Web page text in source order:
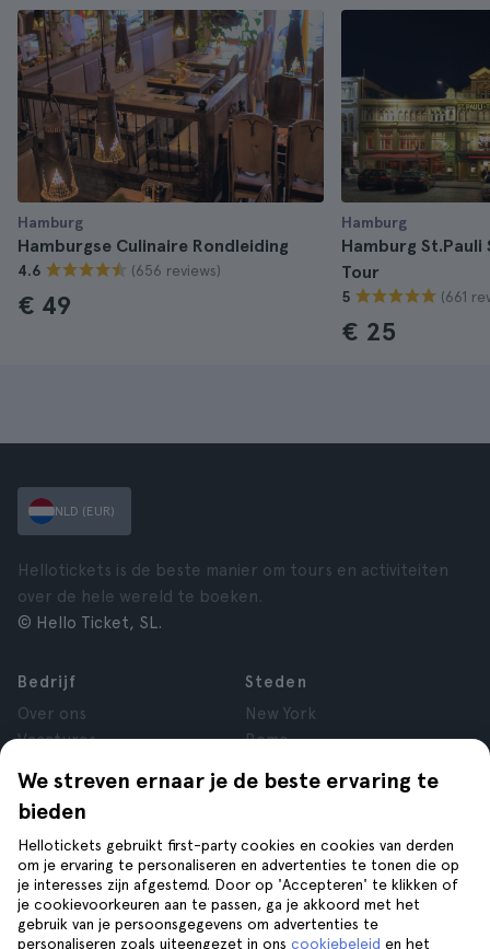
Hamburg
Hamburgse Culinaire Rondleiding
4.6 (656 reviews)
€ 49
Hamburg
Hamburg St.Pauli
Tour
5 (661
€ 25
We streven ernaar je de beste ervaring te
bieden
Hellotickets gebruikt first-party cookies en cookies van derden
om je ervaring te personaliseren en advertenties te tonen die op
je interesses zijn afgestemd. Door op 'Accepteren' te klikken of
je cookievoorkeuren aan te passen, ga je akkoord met het
gebruik van je persoonsgegevens om advertenties te
personaliseren zoals uiteengezet in ons cookiebeleid en het
NLD (EUR)
Hellotickets is de beste manier om tours en activiteiten
over de hele wereld te boeken.
© Hello Ticket, SL.
Bedrijf
Over ons
Vacatures
Reviews
Privacy
Voorwaarden
Juridische kennisgeving
Cookies
Steden
New York
Rome
Londen
Krakau
Tenerife